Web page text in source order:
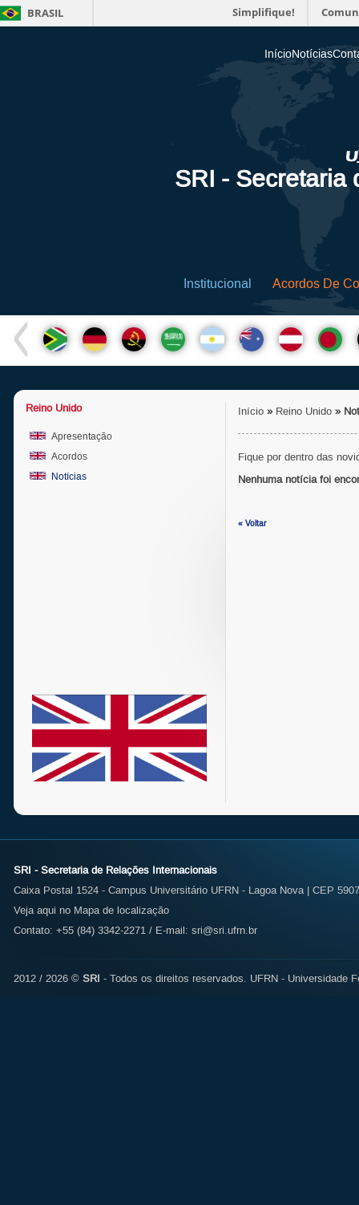
BRASIL Simplifique!
InícioNotícias
SRI - Secretaria
Institucional Acordos De
Reino Unido
Apresentação
Acordos
Notícias
Início »Reino Unido »
Fique por dentro das
Nenhuma notícia foi
« Voltar
SRI - Secretaria de Relações Internacionais
Caixa Postal 1524 - Campus Universitário UFRN - Lagoa Nova | CEP
Veja aqui no Mapa de localização
Contato: +55 (84) 3342-2271 / E-mail: sri@sri.ufrn.br
2012 / 2026 © SRI - Todos os direitos reservados. UFRN - Universidade